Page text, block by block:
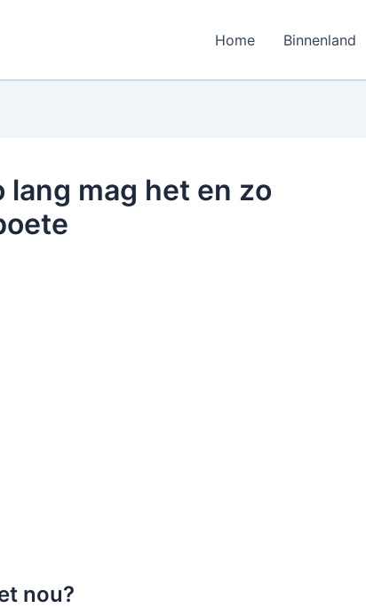
Home Binnenland
lang mag het en zo
nou?